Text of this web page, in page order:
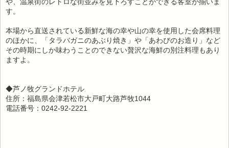
や、温泉街のレトロな街並みを見下ろすことができる客室が揃いま
す。
本場から直送されている新鮮な海の幸や山の幸を使用した会席料理
のほかに、「タラバガニのあぶり焼き」や「あわびのお造り」など
その時期にしか味わうことのできない贅沢な海鮮の別注料理もあり
ますよ。
◆芦ノ牧グランドホテル
住所：福島県会津若松市大戸町大路芦牧1044
電話番号：0242-92-2221